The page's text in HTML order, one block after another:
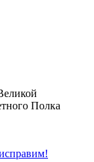
Полка